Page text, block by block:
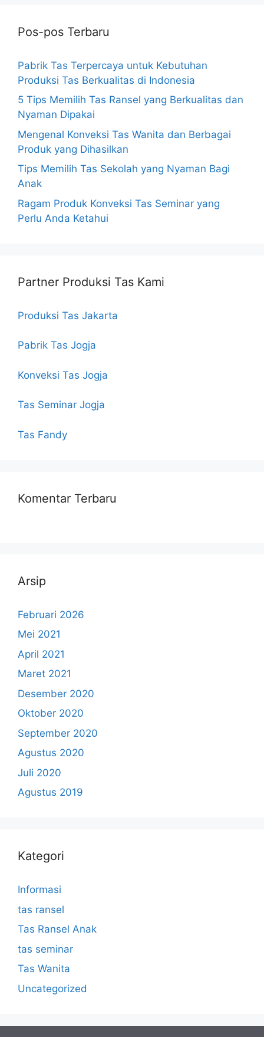
Pos-pos Terbaru
Pabrik Tas Terpercaya untuk Kebutuhan
Produksi Tas Berkualitas di Indonesia
5 Tips Memilih Tas Ransel yang Berkualitas dan
Nyaman Dipakai
Mengenal Konveksi Tas Wanita dan Berbagai
Produk yang Dihasilkan
Tips Memilih Tas Sekolah yang Nyaman Bagi
Anak
Ragam Produk Konveksi Tas Seminar yang
Perlu Anda Ketahui
Partner Produksi Tas Kami
Produksi Tas Jakarta
Pabrik Tas Jogja
Konveksi Tas Jogja
Tas Seminar Jogja
Tas Fandy
Komentar Terbaru
Arsip
Februari 2026
Mei 2021
April 2021
Maret 2021
Desember 2020
Oktober 2020
September 2020
Agustus 2020
Juli 2020
Agustus 2019
Kategori
Informasi
tas ransel
Tas Ransel Anak
tas seminar
Tas Wanita
Uncategorized